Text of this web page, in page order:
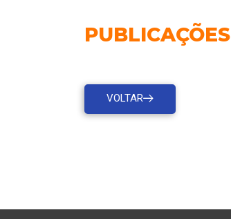
PUBLICAÇÕES
VOLTAR